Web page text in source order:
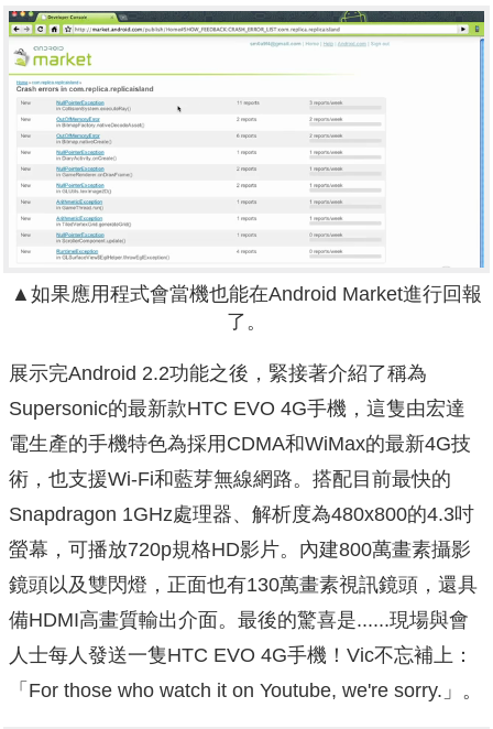
▲如果應用程式會當機也能在Android Market進行回報
了。
展示完Android 2.2功能之後，緊接著介紹了稱為
Supersonic的最新款HTC EVO 4G手機，這隻由宏達
電生產的手機特色為採用CDMA和WiMax的最新4G技
術，也支援Wi-Fi和藍芽無線網路。搭配目前最快的
Snapdragon 1GHz處理器、解析度為480x800的4.3吋
螢幕，可播放720p規格HD影片。內建800萬畫素攝影
鏡頭以及雙閃燈，正面也有130萬畫素視訊鏡頭，還具
備HDMI高畫質輸出介面。最後的驚喜是......現場與會
人士每人發送一隻HTC EVO 4G手機！Vic不忘補上：
「For those who watch it on Youtube, we're sorry.」。